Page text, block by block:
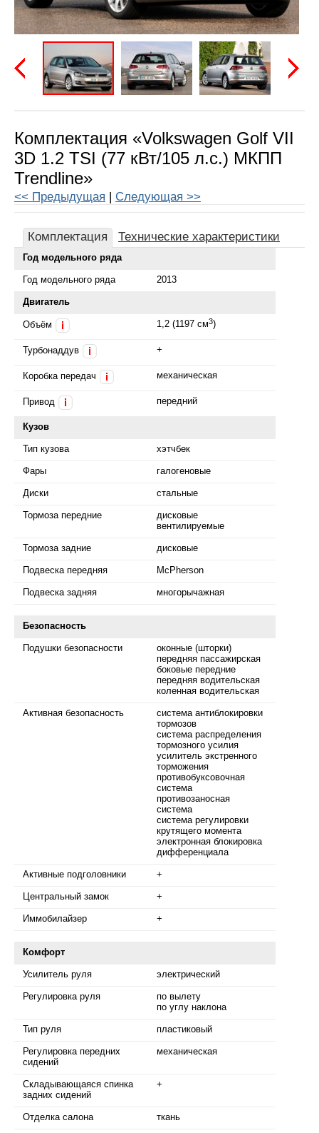
Комплектация «Volkswagen Golf VII
3D 1.2 TSI (77 кВт/105 л.с.) МКПП
Trendline»
<< Предыдущая Следующая >>
Комплектация Технические характеристики
Год модельного ряда
Год модельного ряда 2013
Двигатель
Объём 1,2 (1197 см3)
Турбонаддув +
Коробка передач механическая
Привод передний
Кузов
Тип кузова хэтчбек
Фары галогеновые
Диски стальные
Тормоза передние
дисковые
вентилируемые
Тормоза задние дисковые
Подвеска передняя McPherson
Подвеска задняя многорычажная
Безопасность
Подушки безопасности
оконные (шторки)
передняя пассажирская
боковые передние
передняя водительская
коленная водительская
Активная безопасность
система антиблокировки
тормозов
система распределения
тормозного усилия
усилитель экстренного
торможения
противобуксовочная
система
противозаносная
система
система регулировки
крутящего момента
электронная блокировка
дифференциала
Активные подголовники +
Центральный замок +
Иммобилайзер +
Комфорт
Усилитель руля электрический
Регулировка руля
по вылету
по углу наклона
Тип руля пластиковый
Регулировка передних
сидений
механическая
Складывающаяся спинка
задних сидений
+
Отделка салона ткань